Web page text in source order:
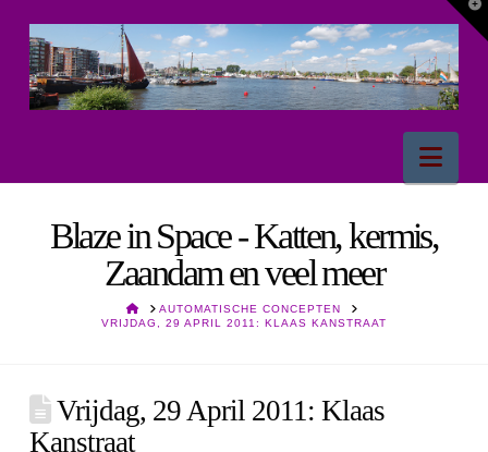
Blaze in Space - Katten, kermis,
Zaandam en veel meer
HOMEAUTOMATISCHE CONCEPTEN
VRIJDAG, 29 APRIL 2011: KLAAS KANSTRAAT
Vrijdag, 29 April 2011: Klaas
Kanstraat